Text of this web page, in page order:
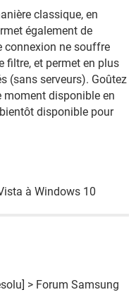
classique, en
également de
connexion ne souffre
filtre, et permet en plus
(sans serveurs). Goûtez
moment disponible en
disponible pour
à Windows 10
> Forum Samsung